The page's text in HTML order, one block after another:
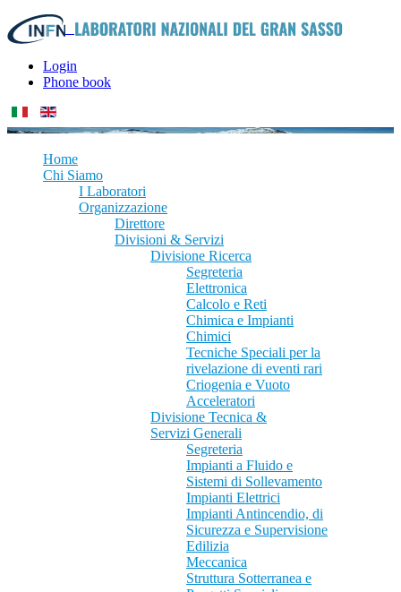
Login
Phone book
Home
Chi Siamo
I Laboratori
Organizzazione
Direttore
Divisioni & Servizi
Divisione Ricerca
Segreteria
Elettronica
Calcolo e Reti
Chimica e Impianti
Chimici
Tecniche Speciali per la
rivelazione di eventi rari
Criogenia e Vuoto
Acceleratori
Divisione Tecnica &
Servizi Generali
Segreteria
Impianti a Fluido e
Sistemi di Sollevamento
Impianti Elettrici
Impianti Antincendio, di
Sicurezza e Supervisione
Edilizia
Meccanica
Struttura Sotterranea e